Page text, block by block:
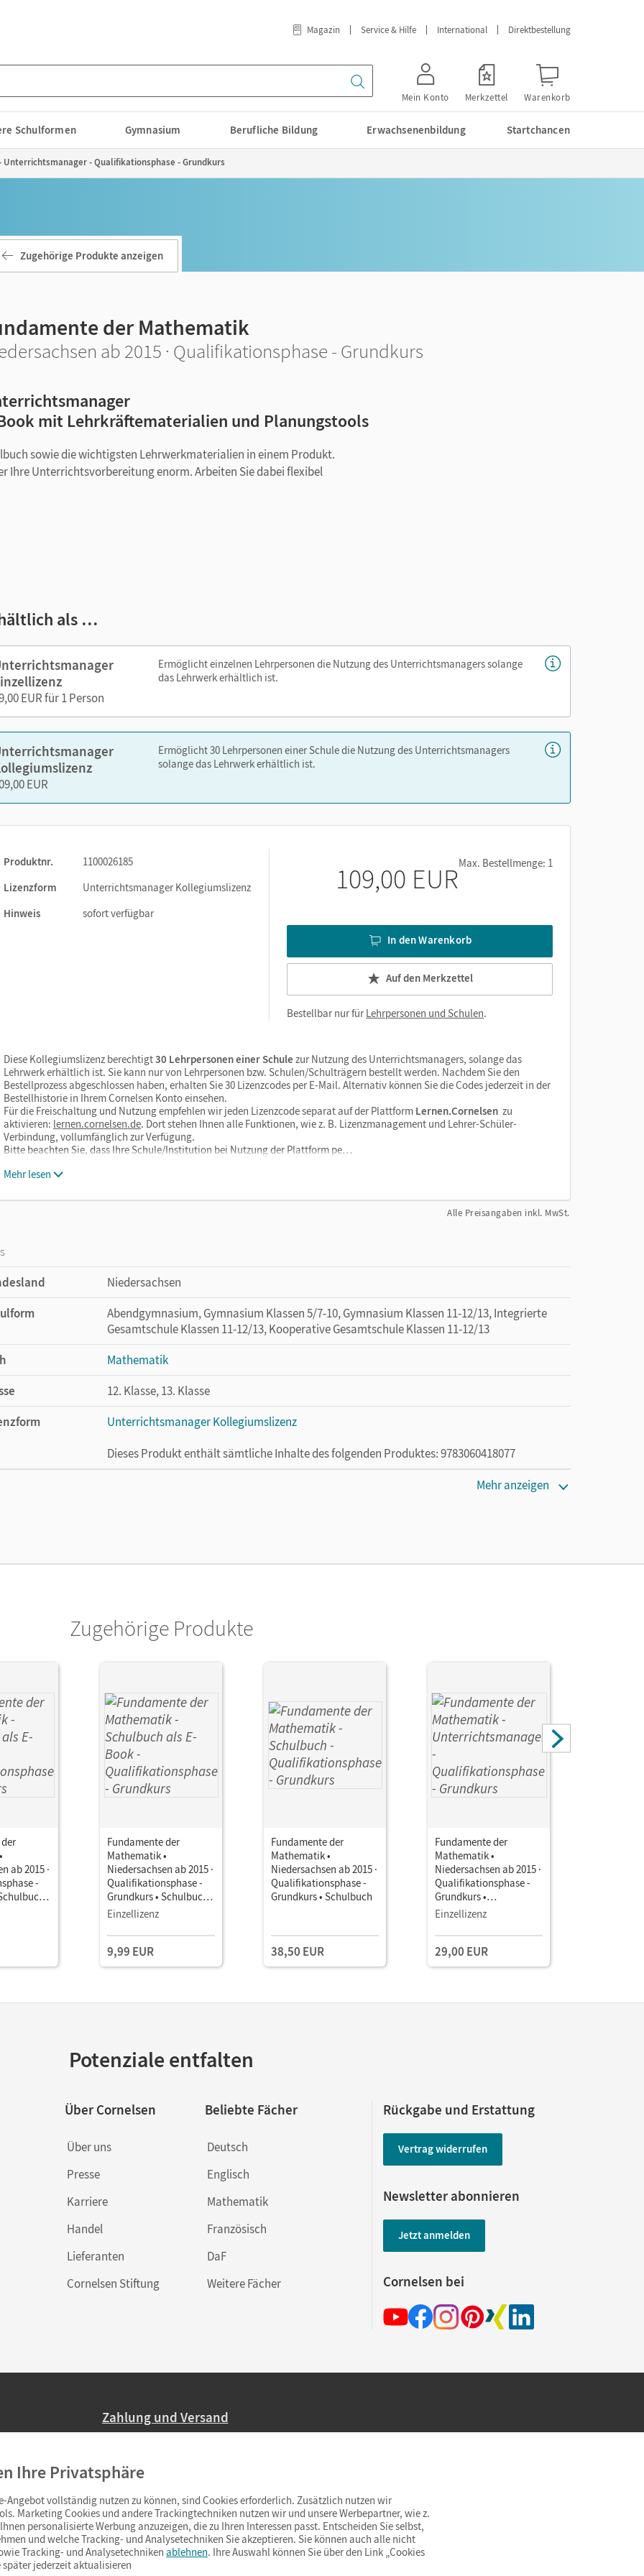
Magazin Service & Hilfe International Direktbestellung
Mein Konto Merkzettel Warenkorb
Schulformen Gymnasium Berufliche Bildung Erwachsenenbildung Startchancen
- Qualifikationsphase - Grundkurs
Zugehörige Produkte anzeigen
der Mathematik
ab 2015 · Qualifikationsphase - Grundkurs
mit Lehrkräftematerialien und Planungstools
sowie die wichtigsten Lehrwerkmaterialien in einem Produkt.
Ihre Unterrichtsvorbereitung enorm. Arbeiten Sie dabei flexibel
oder über die Cornelsen Lernen App.
als …
EUR für 1 Person
Ermöglicht einzelnen Lehrpersonen die Nutzung des Unterrichtsmanagers solange
das Lehrwerk erhältlich ist.
EUR
Ermöglicht 30 Lehrpersonen einer Schule die Nutzung des Unterrichtsmanagers
solange das Lehrwerk erhältlich ist.
Produktnr.
1100026185
Lizenzform
Unterrichtsmanager Kollegiumslizenz
Hinweis
sofort verfügbar
109,00 EURMax. Bestellmenge: 1
In den Warenkorb
Auf den Merkzettel
Bestellbar nur fürLehrpersonen und Schulen.
Diese Kollegiumslizenz berechtigt30 Lehrpersonen einer Schule zur Nutzung des Unterrichtsmanagers, solange das
Lehrwerk erhältlich ist. Sie kann nur von Lehrpersonen bzw. Schulen/Schulträgern bestellt werden. Nachdem Sie den
Bestellprozess abgeschlossen haben, erhalten Sie 30 Lizenzcodes per E-Mail. Alternativ können Sie die Codes jederzeit in der
Bestellhistorie in Ihrem Cornelsen Konto einsehen.
Für die Freischaltung und Nutzung empfehlen wir jeden Lizenzcode separat auf der Plattform Lernen.Cornelsen zu
aktivieren: lernen.cornelsen.de. Dort stehen Ihnen alle Funktionen, wie z. B. Lizenzmanagement und Lehrer-Schüler-
Verbindung, vollumfänglich zur Verfügung.
Bitte beachten Sie, dass Ihre Schule/Institution bei Nutzung der Plattform pe…
Mehr lesen
Alle Preisangaben inkl. MwSt.
Niedersachsen
Abendgymnasium, Gymnasium Klassen 5/7-10, Gymnasium Klassen 11-12/13, Integrierte
Gesamtschule Klassen 11-12/13, Kooperative Gesamtschule Klassen 11-12/13
Mathematik
12. Klasse, 13. Klasse
Unterrichtsmanager Kollegiumslizenz
Dieses Produkt enthält sämtliche Inhalte des folgenden Produktes: 9783060418077
Cornelsen Verlag
Mehr anzeigen
Zugehörige Produkte
ab 2015 ·
-
Medien
Fundamente der
Mathematik •
Niedersachsen ab 2015 ·
Qualifikationsphase -
Grundkurs • Schulbuch
als E-Book Mit Medien
Einzellizenz
9,99 EUR
Fundamente der
Mathematik •
Niedersachsen ab 2015 ·
Qualifikationsphase -
Grundkurs • Schulbuch
38,50 EUR
Fundamente der
Mathematik •
Niedersachsen ab 2015 ·
Qualifikationsphase -
Grundkurs •
Unterrichtsmanager E-
Lehrkräftematerialien
und Planungstools
Einzellizenz
29,00 EUR
Potenziale entfalten
Über Cornelsen
Über uns
Presse
Karriere
Handel
Lieferanten
Cornelsen Stiftung
Beliebte Fächer
Deutsch
Englisch
Mathematik
Französisch
DaF
Weitere Fächer
Rückgabe und Erstattung
Vertrag widerrufen
Newsletter abonnieren
Jetzt anmelden
Cornelsen bei
Zahlung und Versand
Ab 59,– EUR Bestellwert liefern wir versandkostenfrei innerhalb Deutschlands
(Lieferung in 3–6 Tagen).
Ihre Privatsphäre
Angebot vollständig nutzen zu können, sind Cookies erforderlich. Zusätzlich nutzen wir
Marketing Cookies und andere Trackingtechniken nutzen wir und unsere Werbepartner, wie z.
personalisierte Werbung anzuzeigen, die zu Ihren Interessen passt. Entscheiden Sie selbst,
und welche Tracking- und Analysetechniken Sie akzeptieren. Sie können auch alle nicht
Tracking- und Analysetechniken ablehnen. Ihre Auswahl können Sie über den Link „Cookies
später jederzeit aktualisieren